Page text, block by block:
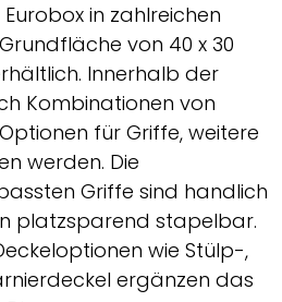
Eurobox in zahlreichen
von 40 x 30
Innerhalb der
Kombinationen von
für Griffe, weitere
werden. Die
Griffe sind handlich
platzsparend stapelbar.
wie Stülp-,
ergänzen das